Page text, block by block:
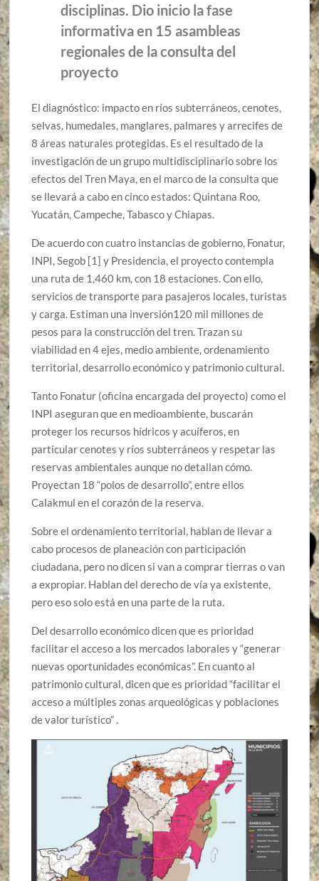
disciplinas. Dio inicio la fase
informativa en 15 asambleas
regionales de la consulta del
proyecto
El diagnóstico: impacto en ríos subterráneos, cenotes,
selvas, humedales, manglares, palmares y arrecifes de
8 áreas naturales protegidas. Es el resultado de la
investigación de un grupo multidisciplinario sobre los
efectos del Tren Maya, en el marco de la consulta que
se llevará a cabo en cinco estados: Quintana Roo,
Yucatán, Campeche, Tabasco y Chiapas.
De acuerdo con cuatro instancias de gobierno, Fonatur,
INPI, Segob [1] y Presidencia, el proyecto contempla
una ruta de 1,460 km, con 18 estaciones. Con ello,
servicios de transporte para pasajeros locales, turistas
y carga. Estiman una inversión120 mil millones de
pesos para la construcción del tren. Trazan su
viabilidad en 4 ejes, medio ambiente, ordenamiento
territorial, desarrollo económico y patrimonio cultural.
Tanto Fonatur (oficina encargada del proyecto) como el
INPI aseguran que en medioambiente, buscarán
proteger los recursos hídricos y acuíferos, en
particular cenotes y ríos subterráneos y respetar las
reservas ambientales aunque no detallan cómo.
Proyectan 18 “polos de desarrollo”, entre ellos
Calakmul en el corazón de la reserva.
Sobre el ordenamiento territorial, hablan de llevar a
cabo procesos de planeación con participación
ciudadana, pero no dicen si van a comprar tierras o van
a expropiar. Hablan del derecho de vía ya existente,
pero eso solo está en una parte de la ruta.
Del desarrollo económico dicen que es prioridad
facilitar el acceso a los mercados laborales y “generar
nuevas oportunidades económicas”. En cuanto al
patrimonio cultural, dicen que es prioridad “facilitar el
acceso a múltiples zonas arqueológicas y poblaciones
de valor turístico” .